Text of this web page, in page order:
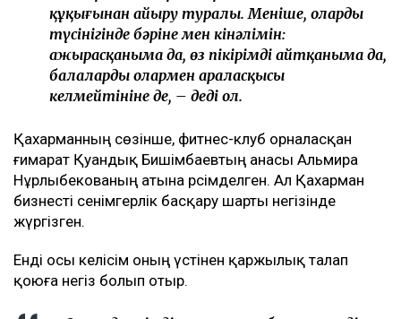
Назым Қахарманның айтуынша, талап оның екінші
баласын дүниеге әкелгеннен кейін басқарған фитнес-
клубқа қатысты.
төртінші талап арыз, бірақ бұрынғы енемнің
берген алғашқы арызы. Осы уақыт ішінде мен
тек бір талап арыз бердім. Ол – ата-ана
құқығынан айыру туралы. Меніңше, олардың
түсінігінде бәріне мен кінәлімін:
балалардың олармен араласқысы
келмейтініне де, – деді ол.